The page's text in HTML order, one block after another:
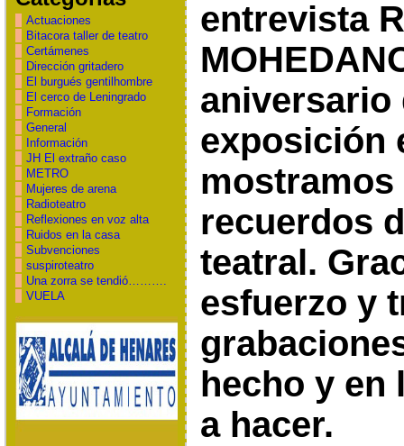
Actuaciones
Bitacora taller de teatro
Certámenes
Dirección gritadero
El burgués gentilhombre
El cerco de Leningrado
Formación
General
Información
JH El extraño caso
METRO
Mujeres de arena
Radioteatro
Reflexiones en voz alta
Ruidos en la casa
Subvenciones
suspiroteatro
Una zorra se tendió……….
VUELA
entrevista
aniversario
exposición
recuerdos
teatral.
esfuerzo y
hecho y en
a hacer.